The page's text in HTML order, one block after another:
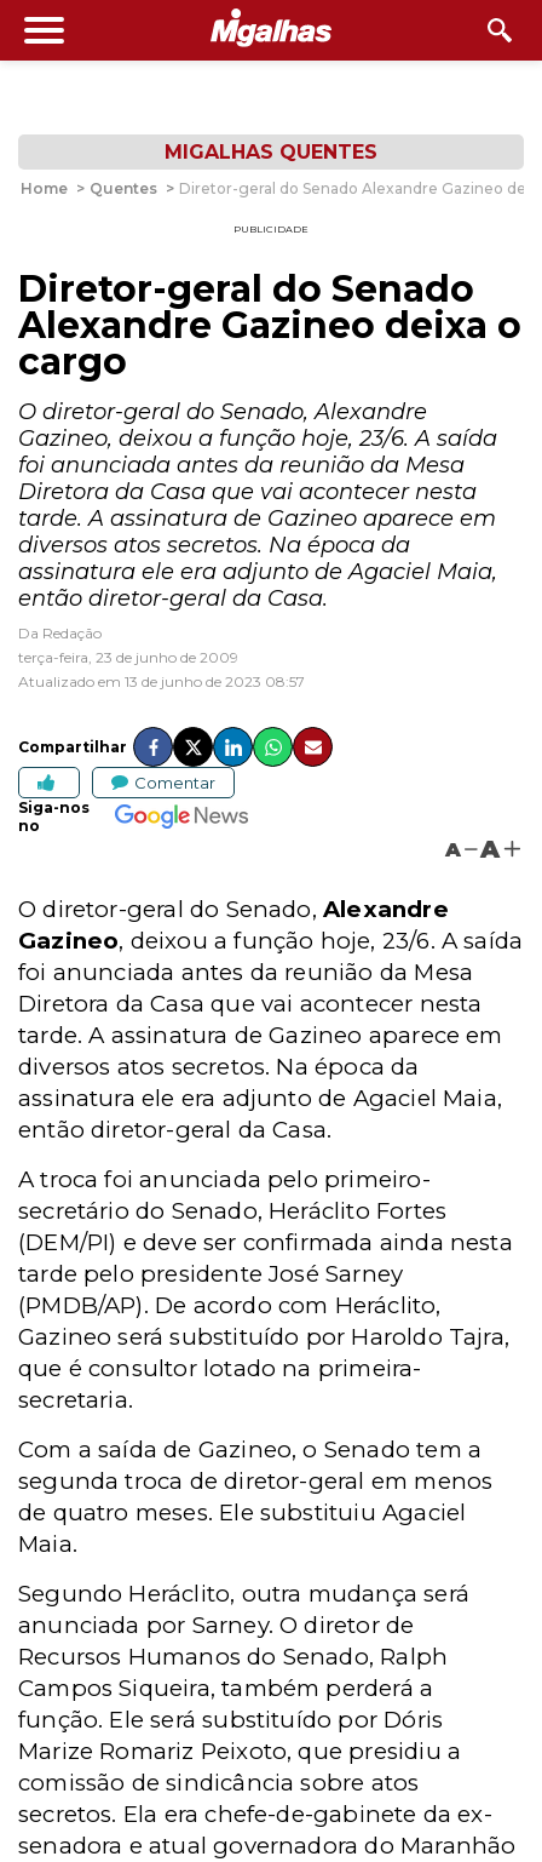
MIGALHAS QUENTES
Home > Quentes > Diretor-geral do Senado Alexandre Gazineo
PUBLICIDADE
Diretor-geral do Senado
Alexandre Gazineo deixa o
cargo
O diretor-geral do Senado, Alexandre
Gazineo, deixou a função hoje, 23/6. A saída
foi anunciada antes da reunião da Mesa
Diretora da Casa que vai acontecer nesta
tarde. A assinatura de Gazineo aparece em
diversos atos secretos. Na época da
assinatura ele era adjunto de Agaciel Maia,
então diretor-geral da Casa.
Da Redação
terça-feira, 23 de junho de 2009
Atualizado em 13 de junho de 2023 08:57
Compartilhar
Comentar
Siga-nos
no
A A
O diretor-geral do Senado,Alexandre
Gazineo, deixou a função hoje, 23/6. A saída
foi anunciada antes da reunião da Mesa
Diretora da Casa que vai acontecer nesta
tarde. A assinatura de Gazineo aparece em
diversos atos secretos. Na época da
assinatura ele era adjunto de Agaciel Maia,
então diretor-geral da Casa.
A troca foi anunciada pelo primeiro-
secretário do Senado, Heráclito Fortes
(DEM/PI) e deve ser confirmada ainda nesta
tarde pelo presidente José Sarney
(PMDB/AP). De acordo com Heráclito,
Gazineo será substituído por Haroldo Tajra,
que é consultor lotado na primeira-
secretaria.
Com a saída de Gazineo, o Senado tem a
segunda troca de diretor-geral em menos
de quatro meses. Ele substituiu Agaciel
Maia.
Segundo Heráclito, outra mudança será
anunciada por Sarney. O diretor de
Recursos Humanos do Senado, Ralph
Campos Siqueira, também perderá a
função. Ele será substituído por Dóris
Marize Romariz Peixoto, que presidiu a
comissão de sindicância sobre atos
secretos. Ela era chefe-de-gabinete da ex-
senadora e atual governadora do Maranhão